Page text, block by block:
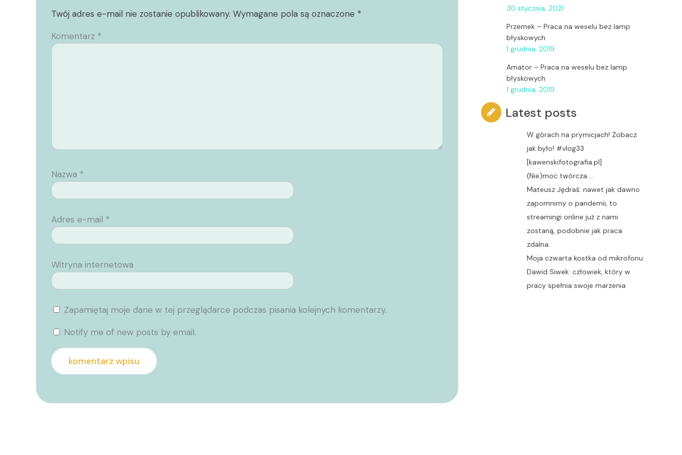
Twój adres e-mail nie zostanie opublikowany. Wymagane pola są oznaczone *
Komentarz *
Nazwa *
Adres e-mail *
Witryna internetowa
Zapamiętaj moje dane w tej przeglądarce podczas pisania kolejnych komentarzy.
Notify me of new posts by email.
30 stycznia, 2021
Przemek –Praca na weselu bez lamp
błyskowych
1 grudnia, 2019
Amator –Praca na weselu bez lamp
błyskowych
1 grudnia, 2019
Latest posts
W górach na prymicjach! Zobacz
jak było! #vlog33
[kawenskifotografia.pl]
(Nie)moc twórcza …
Mateusz Jędraś: nawet jak dawno
zapomnimy o pandemii, to
streamingi online już z nami
zostaną, podobnie jak praca
zdalna.
Moja czwarta kostka od mikrofonu
Dawid Siwek: człowiek, który w
pracy spełnia swoje marzenia